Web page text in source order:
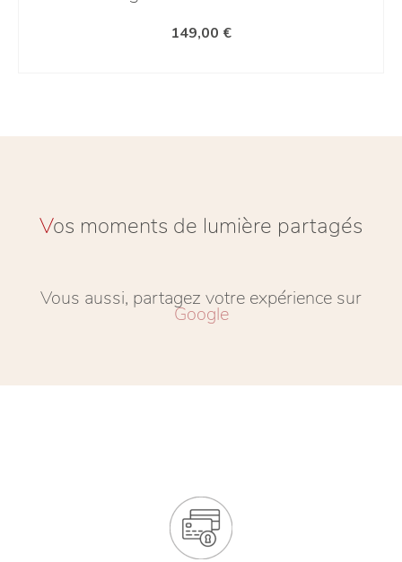
149,00 €
Vos moments de lumière partagés
Vous aussi, partagez votre expérience sur
Google